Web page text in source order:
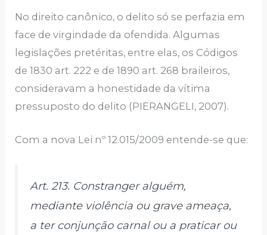
No direito canônico, o delito só se perfazia em
face de virgindade da ofendida. Algumas
legislações pretéritas, entre elas, os Códigos
de 1830 art. 222 e de 1890 art. 268 braileiros,
consideravam a honestidade da vítima
pressuposto do delito (PIERANGELI, 2007).
Com a nova Lei nº 12.015/2009 entende-se que:
Art. 213. Constranger alguém,
mediante violência ou grave ameaça,
a ter conjunção carnal ou a praticar ou